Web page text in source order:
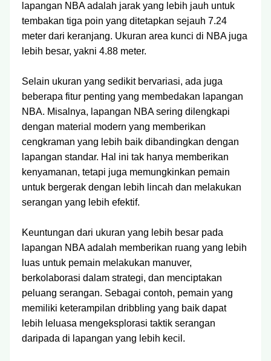
lapangan NBA adalah jarak yang lebih jauh untuk
tembakan tiga poin yang ditetapkan sejauh 7.24
meter dari keranjang. Ukuran area kunci di NBA juga
lebih besar, yakni 4.88 meter.
Selain ukuran yang sedikit bervariasi, ada juga
beberapa fitur penting yang membedakan lapangan
NBA. Misalnya, lapangan NBA sering dilengkapi
dengan material modern yang memberikan
cengkraman yang lebih baik dibandingkan dengan
lapangan standar. Hal ini tak hanya memberikan
kenyamanan, tetapi juga memungkinkan pemain
untuk bergerak dengan lebih lincah dan melakukan
serangan yang lebih efektif.
Keuntungan dari ukuran yang lebih besar pada
lapangan NBA adalah memberikan ruang yang lebih
luas untuk pemain melakukan manuver,
berkolaborasi dalam strategi, dan menciptakan
peluang serangan. Sebagai contoh, pemain yang
memiliki keterampilan dribbling yang baik dapat
lebih leluasa mengeksplorasi taktik serangan
daripada di lapangan yang lebih kecil.